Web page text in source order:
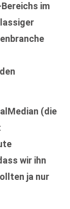
im
(die
wir ihn
ja nur